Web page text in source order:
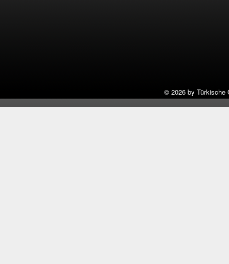
© 2026 by Türkische